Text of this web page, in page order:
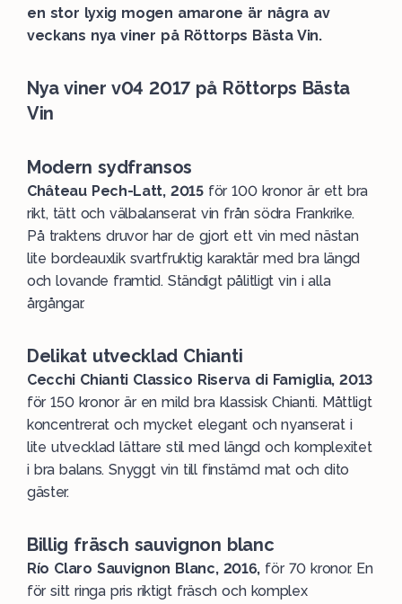
en stor lyxig mogen amarone är några av
veckans nya viner på Röttorps Bästa Vin.
Nya viner v04 2017 på Röttorps Bästa
Vin
Modern sydfransos
Château Pech-Latt, 2015för 100 kronor är ett bra
rikt, tätt och välbalanserat vin från södra Frankrike.
På traktens druvor har de gjort ett vin med nästan
lite bordeauxlik svartfruktig karaktär med bra längd
och lovande framtid. Ständigt pålitligt vin i alla
årgångar.
Delikat utvecklad Chianti
Cecchi Chianti Classico Riserva di Famiglia, 2013
för 150 kronor är en mild bra klassisk Chianti. Måttligt
koncentrerat och mycket elegant och nyanserat i
lite utvecklad lättare stil med längd och komplexitet
i bra balans. Snyggt vin till finstämd mat och dito
gäster.
Billig fräsch sauvignon blanc
Río Claro Sauvignon Blanc, 2016, för 70 kronor. En
för sitt ringa pris riktigt fräsch och komplex